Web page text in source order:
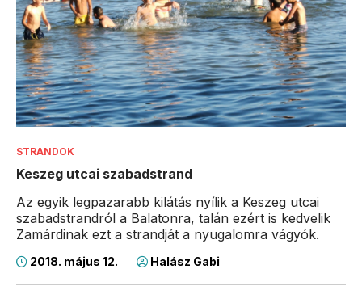
STRANDOK
Keszeg utcai szabadstrand
Az egyik legpazarabb kilátás nyílik a Keszeg utcai
szabadstrandról a Balatonra, talán ezért is kedvelik
Zamárdinak ezt a strandját a nyugalomra vágyók.
2018. május 12. Halász Gabi